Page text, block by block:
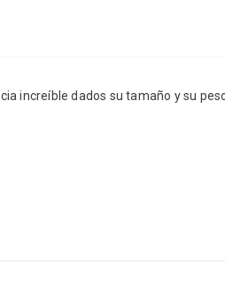
increíble dados su tamaño y su